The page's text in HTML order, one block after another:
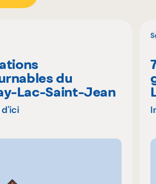
du
Lac-Saint-Jean
d'ici